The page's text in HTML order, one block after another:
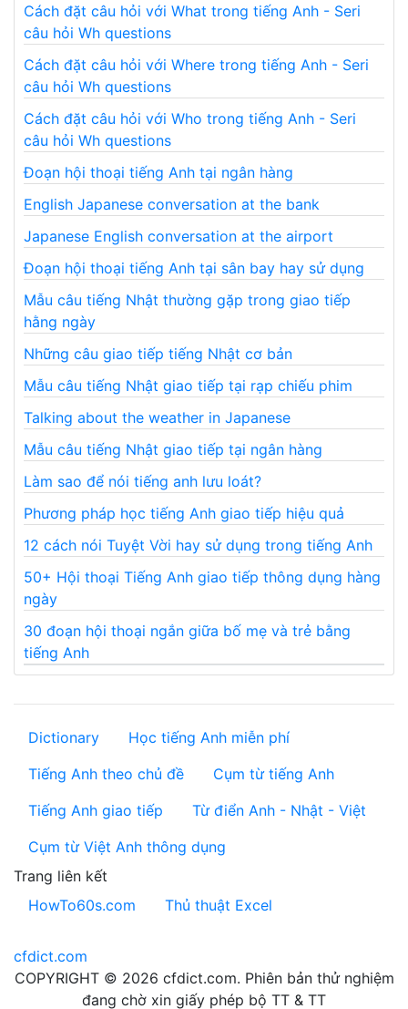
Cách đặt câu hỏi với What trong tiếng Anh - Seri
câu hỏi Wh questions
Cách đặt câu hỏi với Where trong tiếng Anh - Seri
câu hỏi Wh questions
Cách đặt câu hỏi với Who trong tiếng Anh - Seri
câu hỏi Wh questions
Đoạn hội thoại tiếng Anh tại ngân hàng
English Japanese conversation at the bank
Japanese English conversation at the airport
Đoạn hội thoại tiếng Anh tại sân bay hay sử dụng
Mẫu câu tiếng Nhật thường gặp trong giao tiếp
hằng ngày
Những câu giao tiếp tiếng Nhật cơ bản
Mẫu câu tiếng Nhật giao tiếp tại rạp chiếu phim
Talking about the weather in Japanese
Mẫu câu tiếng Nhật giao tiếp tại ngân hàng
Làm sao để nói tiếng anh lưu loát?
Phương pháp học tiếng Anh giao tiếp hiệu quả
12 cách nói Tuyệt Vời hay sử dụng trong tiếng Anh
50+ Hội thoại Tiếng Anh giao tiếp thông dụng hàng
ngày
30 đoạn hội thoại ngắn giữa bố mẹ và trẻ bằng
tiếng Anh
Dictionary
Học tiếng Anh miễn phí
Tiếng Anh theo chủ đề
Cụm từ tiếng Anh
Tiếng Anh giao tiếp
Từ điển Anh - Nhật - Việt
Cụm từ Việt Anh thông dụng
Trang liên kết
HowTo60s.com
Thủ thuật Excel
cfdict.com
COPYRIGHT © 2026 cfdict.com. Phiên bản thử nghiệm
đang chờ xin giấy phép bộ TT & TT